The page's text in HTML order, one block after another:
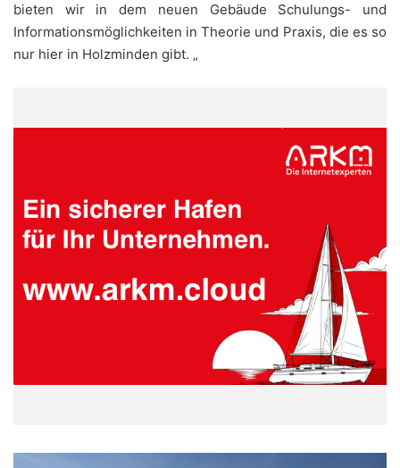
bieten wir in dem neuen Gebäude Schulungs- und
Informationsmöglichkeiten in Theorie und Praxis, die es so
nur hier in Holzminden gibt. „